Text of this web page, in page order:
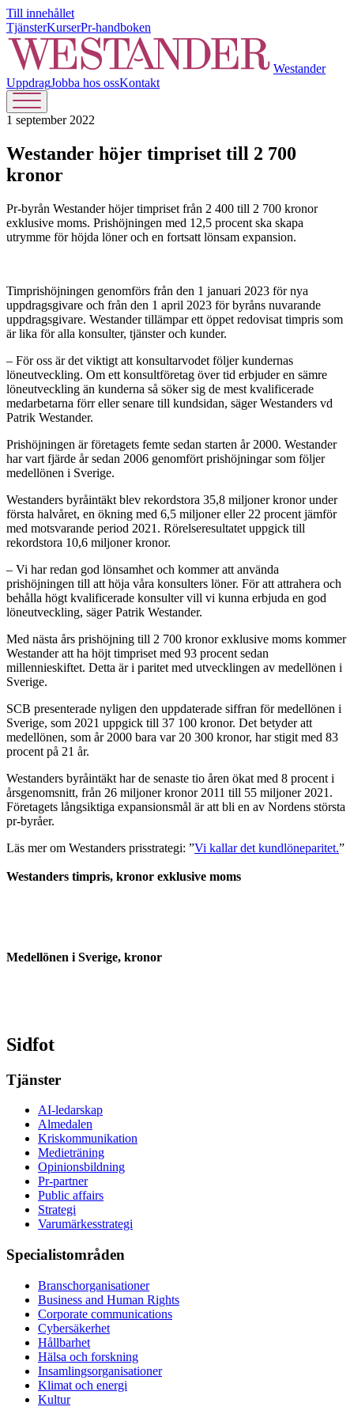
Till innehållet
TjänsterKurserPr-handboken
Westander
UppdragJobba hos ossKontakt
1 september 2022
Westander höjer timpriset till 2 700
kronor
Pr-byrån Westander höjer timpriset från 2 400 till 2 700 kronor
exklusive moms. Prishöjningen med 12,5 procent ska skapa
utrymme för höjda löner och en fortsatt lönsam expansion.
Timprishöjningen genomförs från den 1 januari 2023 för nya
uppdragsgivare och från den 1 april 2023 för byråns nuvarande
uppdragsgivare. Westander tillämpar ett öppet redovisat timpris som
är lika för alla konsulter, tjänster och kunder.
– För oss är det viktigt att konsultarvodet följer kundernas
löneutveckling. Om ett konsultföretag över tid erbjuder en sämre
löneutveckling än kunderna så söker sig de mest kvalificerade
medarbetarna förr eller senare till kundsidan, säger Westanders vd
Patrik Westander.
Prishöjningen är företagets femte sedan starten år 2000. Westander
har vart fjärde år sedan 2006 genomfört prishöjningar som följer
medellönen i Sverige.
Westanders byråintäkt blev rekordstora 35,8 miljoner kronor under
första halvåret, en ökning med 6,5 miljoner eller 22 procent jämför
med motsvarande period 2021. Rörelseresultatet uppgick till
rekordstora 10,6 miljoner kronor.
– Vi har redan god lönsamhet och kommer att använda
prishöjningen till att höja våra konsulters löner. För att attrahera och
behålla högt kvalificerade konsulter vill vi kunna erbjuda en god
löneutveckling, säger Patrik Westander.
Med nästa års prishöjning till 2 700 kronor exklusive moms kommer
Westander att ha höjt timpriset med 93 procent sedan
millennieskiftet. Detta är i paritet med utvecklingen av medellönen i
Sverige.
SCB presenterade nyligen den uppdaterade siffran för medellönen i
Sverige, som 2021 uppgick till 37 100 kronor. Det betyder att
medellönen, som år 2000 bara var 20 300 kronor, har stigit med 83
procent på 21 år.
Westanders byråintäkt har de senaste tio åren ökat med 8 procent i
årsgenomsnitt, från 26 miljoner kronor 2011 till 55 miljoner 2021.
Företagets långsiktiga expansionsmål är att bli en av Nordens största
pr-byråer.
Läs mer om Westanders prisstrategi: ”Vi kallar det kundlöneparitet.”
Westanders timpris, kronor exklusive moms
Medellönen i Sverige, kronor
Sidfot
Tjänster
AI-ledarskap
Almedalen
Kris­kommunikation
Medieträning
Opinionsbildning
Pr-partner
Public affairs
Strategi
Varumärkesstrategi
Specialistområden
Branschorganisationer
Business and Human Rights
Corporate communications
Cybersäkerhet
Hållbarhet
Hälsa och forskning
Insamlingsorganisationer
Klimat och energi
Kultur